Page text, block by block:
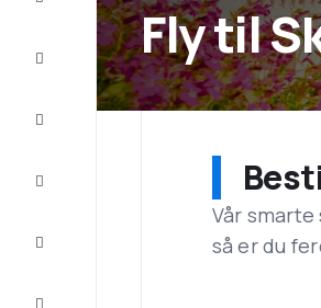
Storbyferie Fly til
Vår
så er du